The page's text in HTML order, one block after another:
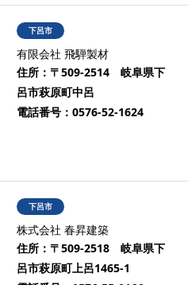
下呂市
有限会社 飛騨製材
住所： 〒509-2514 岐阜県下
呂市萩原町中呂
電話番号： 0576-52-1624
下呂市
株式会社 春昇建築
住所： 〒509-2518 岐阜県下
呂市萩原町上呂1465-1